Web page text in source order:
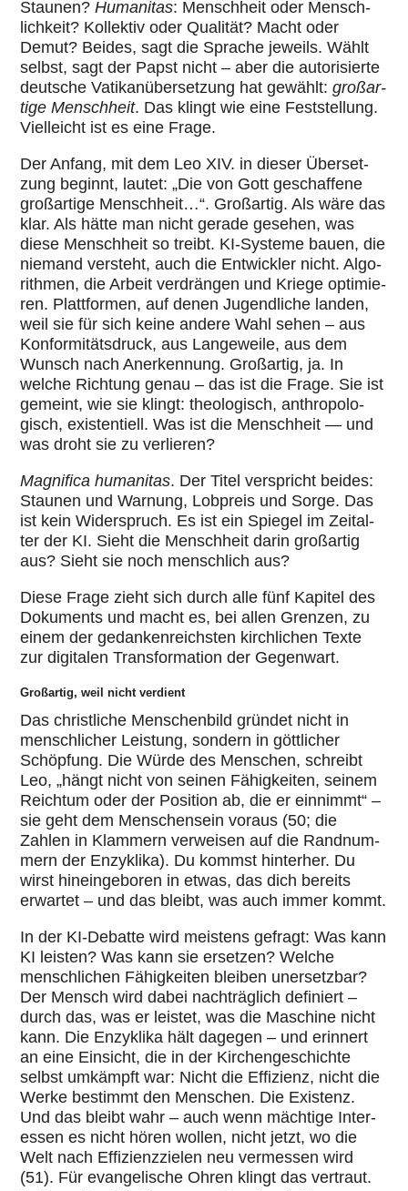
Staunen?Huma­ni­tas: Mensch­heit oder Mensch­
lich­keit? Kol­lek­tiv oder Qualität? Macht oder
Demut? Beides, sagt die Sprache jeweils. Wählt
selbst, sagt der Papst nicht – aber die auto­ri­sierte
deutsche Vati­kan­über­set­zung hat gewählt:groß­ar­
tige Mensch­heit. Das klingt wie eine Fest­stel­lung.
Viel­leicht ist es eine Frage.
Der Anfang, mit dem Leo XIV. in dieser Über­set­
zung beginnt, lautet: „Die von Gott geschaf­fene
groß­ar­tige Mensch­heit…“. Groß­ar­tig. Als wäre das
klar. Als hätte man nicht gerade gesehen, was
diese Mensch­heit so treibt. KI-Systeme bauen, die
niemand versteht, auch die Ent­wick­ler nicht. Algo­
rith­men, die Arbeit ver­drän­gen und Kriege opti­mie­
ren. Platt­for­men, auf denen Jugend­li­che landen,
weil sie für sich keine andere Wahl sehen – aus
Kon­for­mi­täts­druck, aus Lan­ge­weile, aus dem
Wunsch nach Aner­ken­nung. Groß­ar­tig, ja. In
welche Richtung genau – das ist die Frage. Sie ist
gemeint, wie sie klingt: theo­lo­gisch, anthro­po­lo­
gisch, exis­ten­ti­ell. Was ist die Mensch­heit — und
was droht sie zu ver­lie­ren?
Magni­fica huma­ni­tas. Der Titel ver­spricht beides:
Staunen und Warnung, Lobpreis und Sorge. Das
ist kein Wider­spruch. Es ist ein Spiegel im Zeit­al­
ter der KI. Sieht die Mensch­heit darin groß­ar­tig
aus? Sieht sie noch mensch­lich aus?
Diese Frage zieht sich durch alle fünf Kapitel des
Doku­ments und macht es, bei allen Grenzen, zu
einem der gedan­ken­reichs­ten kirch­li­chen Texte
zur digi­ta­len Trans­for­ma­tion der Gegen­wart.
Großartig, weil nicht verdient
Das christ­li­che Men­schen­bild gründet nicht in
mensch­li­cher Leistung, sondern in gött­li­cher
Schöp­fung. Die Würde des Menschen, schreibt
Leo, „hängt nicht von seinen Fähig­kei­ten, seinem
Reichtum oder der Position ab, die er einnimmt“ –
sie geht dem Men­schen­sein voraus (50; die
Zahlen in Klammern ver­wei­sen auf die Rand­num­
mern der Enzy­klika). Du kommst hin­ter­her. Du
wirst hin­ein­ge­bo­ren in etwas, das dich bereits
erwartet – und das bleibt, was auch immer kommt.
In der KI-Debatte wird meistens gefragt: Was kann
KI leisten? Was kann sie ersetzen? Welche
mensch­li­chen Fähig­kei­ten bleiben uner­setz­bar?
Der Mensch wird dabei nach­träg­lich defi­niert –
durch das, was er leistet, was die Maschine nicht
kann. Die Enzy­klika hält dagegen – und erinnert
an eine Einsicht, die in der Kir­chen­ge­schichte
selbst umkämpft war: Nicht die Effi­zi­enz, nicht die
Werke bestimmt den Menschen. Die Existenz.
Und das bleibt wahr – auch wenn mächtige Inter­
es­sen es nicht hören wollen, nicht jetzt, wo die
Welt nach Effi­zi­enz­zie­len neu ver­mes­sen wird
(51). Für evan­ge­li­sche Ohren klingt das vertraut.